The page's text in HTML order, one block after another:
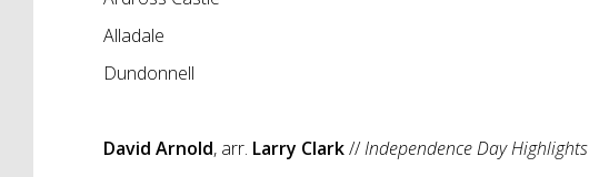
Alladale
Dundonnell
David Arnold, arr. Larry Clark//Independence Day Highlights